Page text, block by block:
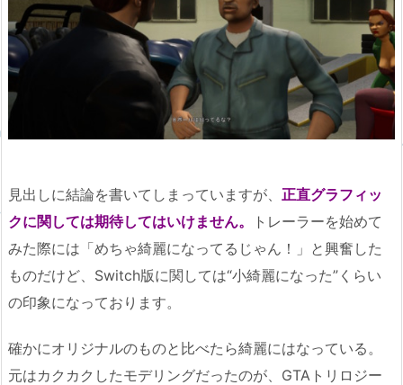
見出しに結論を書いてしまっていますが、 正直グラフィッ
クに関しては期待してはいけません。
トレーラーを始めて
みた際には「めちゃ綺麗になってるじゃん！」と興奮した
ものだけど、Switch版に関しては“小綺麗になった”くらい
の印象になっております。
確かにオリジナルのものと比べたら綺麗にはなっている。
元はカクカクしたモデリングだったのが、GTAトリロジー